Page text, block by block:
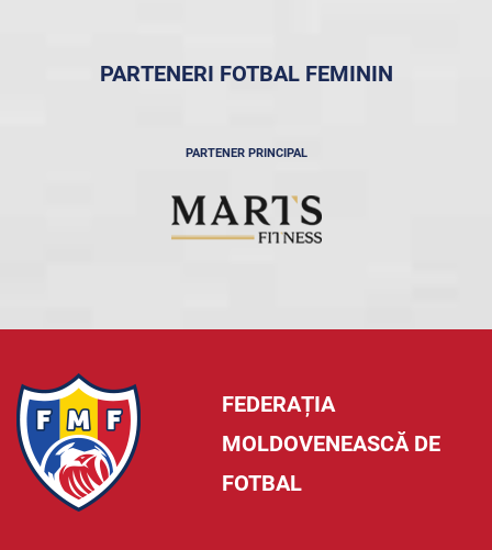
PARTENERI FOTBAL FEMININ
PARTENER PRINCIPAL
FEDERAȚIA
MOLDOVENEASCĂ DE
FOTBAL